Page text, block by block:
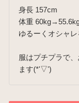
身長 157cm
体重
ゆるーくオシャ
服はプチプラで
ます(*'▽')